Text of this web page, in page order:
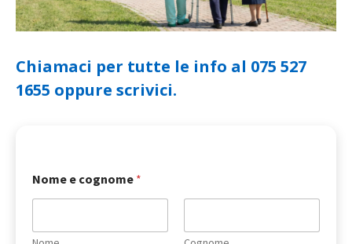
Chiamaci per tutte le info al 075 527
1655 oppure scrivici.
Nome e cognome *